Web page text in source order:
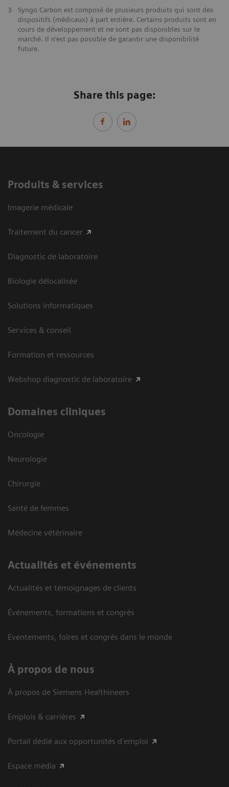
3
Syngo Carbon est composé de plusieurs produits qui sont des
dispositifs (médicaux) à part entière. Certains produits sont en
cours de développement et ne sont pas disponibles sur le
marché. Il n’est pas possible de garantir une disponibilité
future.
Share this page:
Produits & services
Imagerie médicale
Traitement du cancer
Diagnostic de laboratoire
Biologie délocalisée
Solutions informatiques
Services & conseil
Formation et ressources
Webshop diagnostic de laboratoire
Domaines cliniques
Oncologie
Neurologie
Chirurgie
Santé de femmes
Médecine vétérinaire
Actualités et événements
Actualités et témoignages de clients
Événements, formations et congrès
Eventements, foires et congrès dans le monde
À propos de nous
À propos de Siemens Healthineers
Emplois & carrières
Portail dédié aux opportunités d'emploi
Espace média